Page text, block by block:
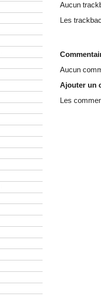
Aucun
Les
Aucun
Ajouter un
Les